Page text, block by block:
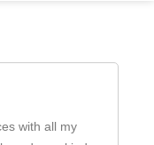
with all my